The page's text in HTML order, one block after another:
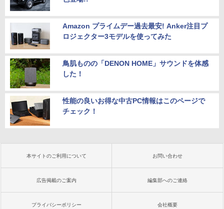
Amazon プライムデー過去最安! Anker注目プ
ロジェクター3モデルを使ってみた
鳥肌ものの「DENON HOME」サウンドを体感
した！
性能の良いお得な中古PC情報はこのページで
チェック！
本サイトのご利用について お問い合わせ
広告掲載のご案内 編集部へのご連絡
プライバシーポリシー 会社概要